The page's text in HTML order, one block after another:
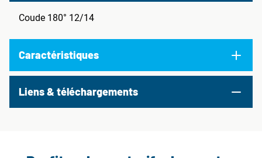
Coude 180° 12/14
Caractéristiques
Liens & téléchargements